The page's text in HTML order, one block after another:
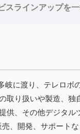
スラインアップを
に渡り、テレロボ
取り扱いや製造、独
供、その他デジタル
、開発、サポート